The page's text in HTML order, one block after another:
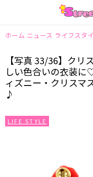
ホーム ニュース ライフスタ
【写真 33/36】クリ
しい色合いの衣装
ィズニー・クリスマ
♪
LIFE STYLE